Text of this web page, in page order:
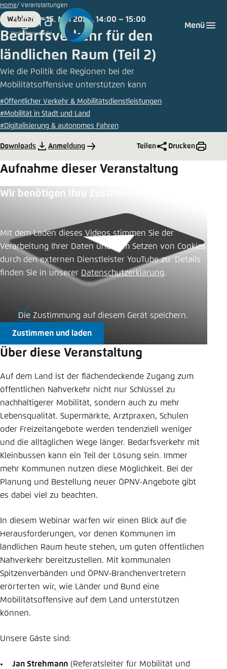
Zum
Hauptinhalt
gehen
Menü
Home Veranstaltungen
Format
Webinar
Date
15. Mai 2023, 14:00 – 15:00
Bedarfsverkehr für den
ländlichen Raum (Teil 2)
Wie die Politik die Regionen bei der
Mobilitätsoffensive unterstützen kann
#Öffentlicher Verkehr & Mobilitätsdienstleistungen
#Mobilität in Stadt und Land
#Digitalisierung & autonomes Fahren
Downloads Anmeldung Teilen Drucken
Aufnahme dieser Veranstaltung
Wir benötigen Ihre Zustimmung.
Mit dem Laden dieses Videos stimmen Sie der
Verarbeitung Ihrer Daten und dem Setzen von Cookies
durch den externen Dienstleister YouTube zu. Details
finden Sie in unserer ​ Datenschutzerklärung.
Die Zustimmung auf diesem Gerät speichern.
Zustimmen und laden
Über diese Veranstaltung
Auf dem Land ist der flächendeckende Zugang zum
öffentlichen Nahverkehr nicht nur Schlüssel zu
nachhaltigerer Mobilität, sondern auch zu mehr
Lebensqualität. Supermärkte, Arztpraxen, Schulen
oder Freizeitangebote werden tendenziell weniger
und die alltäglichen Wege länger. Bedarfsverkehr mit
Kleinbussen kann ein Teil der Lösung sein. Immer
mehr Kommunen nutzen diese Möglichkeit. Bei der
Planung und Bestellung neuer ÖPNV-Angebote gibt
es dabei viel zu beachten.
In diesem Webinar warfen wir einen Blick auf die
Herausforderungen, vor denen Kommunen im
ländlichen Raum heute stehen, um guten öffentlichen
Nahverkehr bereitzustellen. Mit kommunalen
Spitzenverbänden und ÖPNV-Branchenvertretern
erörterten wir, wie Länder und Bund eine
Mobilitätsoffensive auf dem Land unterstützen
können.
Unsere Gäste sind:
Jan Strehmann (Referatsleiter für Mobilität und
Login
Melden Sie sich an um ..., ... und ... zu verwalten.
Passwort* Passwort vergessen?
Abbrechen
Sprache auswählen
Englisch
Agora Think Tanks
Erscheinungsbild der Webseite
Diese Webseite passt ihr Farbschema basierend
auf Ihren Einstellungen an. Wählen Sie aus,
verwenden möchten.
Close
Hell
Dunkel
Automatisch
Einstellung für diese Webseite im Browser
speichern
Übernehmen